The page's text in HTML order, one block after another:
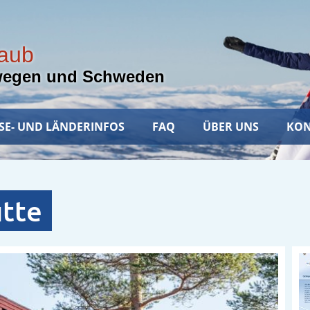
und Schweden
UND LÄNDERINFOS FAQ ÜBER UNS